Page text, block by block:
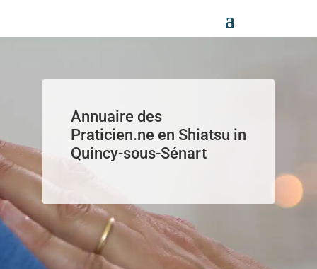
Annuaire des
Praticien.ne en Shiatsu in
Quincy-sous-Sénart